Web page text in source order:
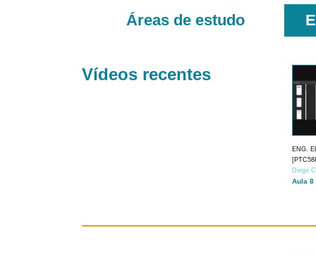
Áreas de estudo
Vídeos recentes
ENG.
Diego
Aula 8